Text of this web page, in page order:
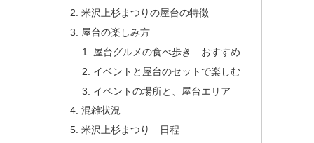
米沢上杉まつりの屋台の特徴
屋台の楽しみ方
屋台グルメの食べ歩き おすすめ
イベントと屋台のセットで楽しむ
イベントの場所と、屋台エリア
混雑状況
米沢上杉まつり 日程